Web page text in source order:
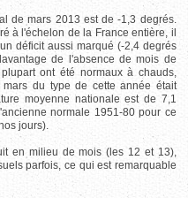
de mars 2013 est de -1,3 degrés.
à l'échelon de la France entière, il
déficit aussi marqué (-2,4 degrés
de l'absence de mois de
ont été normaux à chauds,
du type de cette année était
moyenne nationale est de 7,1
normale 1951-80 pour ce
jours).
en milieu de mois (les 12 et 13),
parfois, ce qui est remarquable